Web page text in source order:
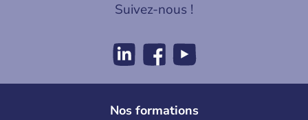
Suivez-nous !
Nos formations